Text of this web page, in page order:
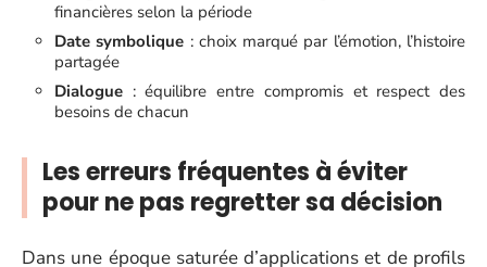
financières selon la période
Date symbolique : choix marqué par l’émotion, l’histoire
partagée
Dialogue : équilibre entre compromis et respect des
besoins de chacun
Les erreurs fréquentes à éviter
pour ne pas regretter sa décision
Dans une époque saturée d’applications et de profils